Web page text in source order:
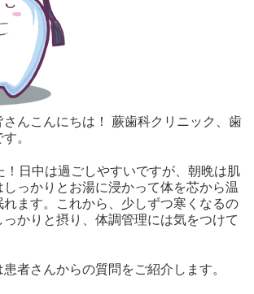
んこんにちは！ 蕨歯科クリニック、歯
。
！日中は過ごしやすいですが、朝晩は肌
っかりとお湯に浸かって体を芯から温
ます。これから、少しずつ寒くなるの
かりと摂り、体調管理には気をつけて
者さんからの質問をご紹介します。